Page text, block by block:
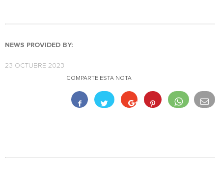
NEWS PROVIDED BY:
23 OCTUBRE 2023
COMPARTE ESTA NOTA